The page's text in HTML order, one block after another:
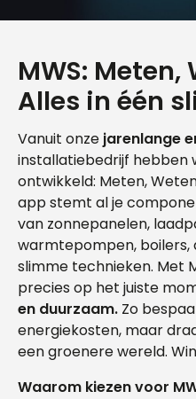
MWS: Meten,
Alles in één
Vanuit onze jarenlange
installatiebedrijf hebben
ontwikkeld: Meten,
app stemt al je
van zonnepanelen,
warmtepompen,
slimme technieken. Met
precies op het juiste
en duurzaam. Zo
energiekosten, maar
een groenere wereld.
Waarom kiezen voor